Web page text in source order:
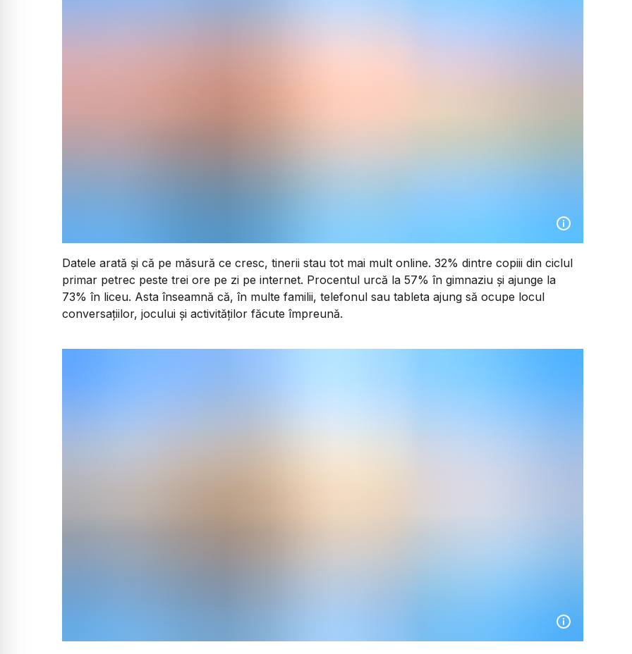
Datele arată și că pe măsură ce cresc, tinerii stau tot mai mult online. 32% dintre copiii din ciclul
primar petrec peste trei ore pe zi pe internet. Procentul urcă la 57% în gimnaziu și ajunge la
73% în liceu. Asta înseamnă că, în multe familii, telefonul sau tableta ajung să ocupe locul
conversațiilor, jocului și activităților făcute împreună.